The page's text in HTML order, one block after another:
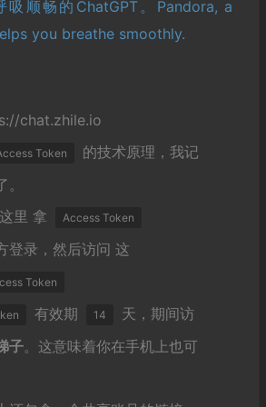
顺畅的ChatGPT。Pandora, a
you breathe smoothly.
chat.zhile.io
Token
的技术原理，我记
。
这里 拿 Access Token
登录，然后访问 这
Token
有效期 14
天，期间访
子。这意味着你在手机上也可